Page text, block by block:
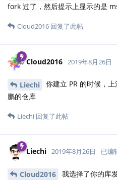
fork 过了，然后提示上显示的是
Cloud2016 回复了此帖
Cloud2016 2019年8月26日
Liechi
你建立 PR 的时候，
鹏的仓库
Liechi 回复了此帖
Liechi 2019年8月26日 已编
Cloud2016
我选择了你的库